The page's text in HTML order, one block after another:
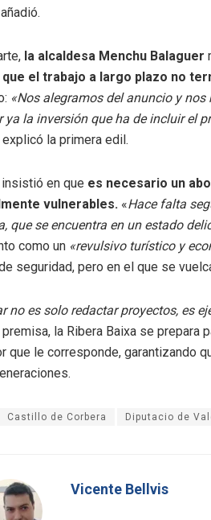
la alcaldesa Menchu Balaguer
el trabajo a largo plazo no
«Nos alegramos del anuncio y
ya la inversión que ha de incluir el
explicó la primera edil.
insistió en que es necesario un
vulnerables. «Hace falta
que se encuentra en un estado
como un «revulsivo turístico y
seguridad, pero en el que se
no es solo redactar proyectos, es
la Ribera Baixa se prepara
que le corresponde, garantizando
Castillo de Corbera Diputacio de
Vicente Bellvis